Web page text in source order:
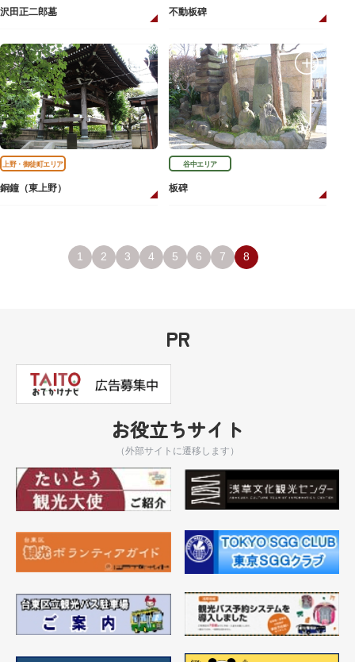
沢田正二郎墓 不動板碑
上野・御徒町エリア
銅鐘（東上野）
谷中エリア
板碑
1 2 3 4 5 6 7 8
PR
お役立ちサイト
（外部サイトに遷移します）